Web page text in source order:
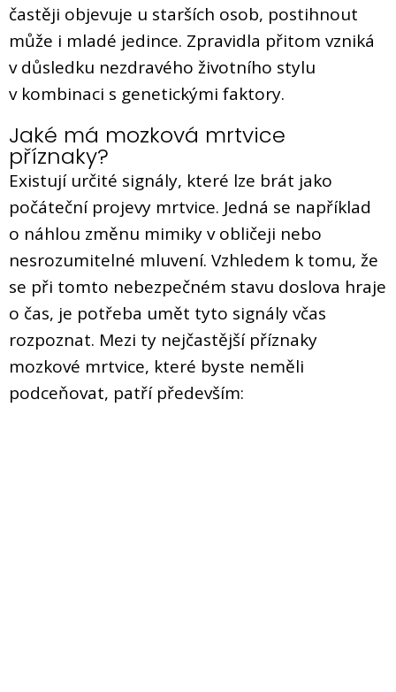
častěji objevuje u starších osob, postihnout
může i mladé jedince. Zpravidla přitom vzniká
v důsledku nezdravého životního stylu
v kombinaci s genetickými faktory.
Jaké má mozková mrtvice
příznaky?
Existují určité signály, které lze brát jako
počáteční projevy mrtvice. Jedná se například
o náhlou změnu mimiky v obličeji nebo
nesrozumitelné mluvení. Vzhledem k tomu, že
se při tomto nebezpečném stavu doslova hraje
o čas, je potřeba umět tyto signály včas
rozpoznat. Mezi ty nejčastější příznaky
mozkové mrtvice, které byste neměli
podceňovat, patří především: